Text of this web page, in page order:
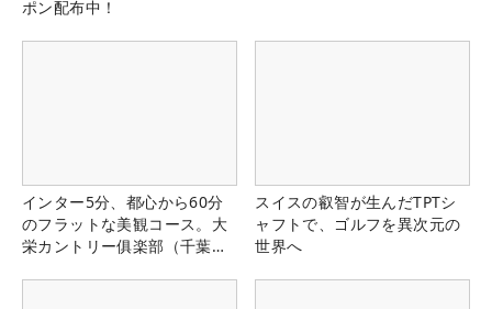
ポン配布中！
インター5分、都心から60分
のフラットな美観コース。大
栄カントリー俱楽部（千葉
スイスの叡智が生んだTPTシ
ャフトで、ゴルフを異次元の
世界へ